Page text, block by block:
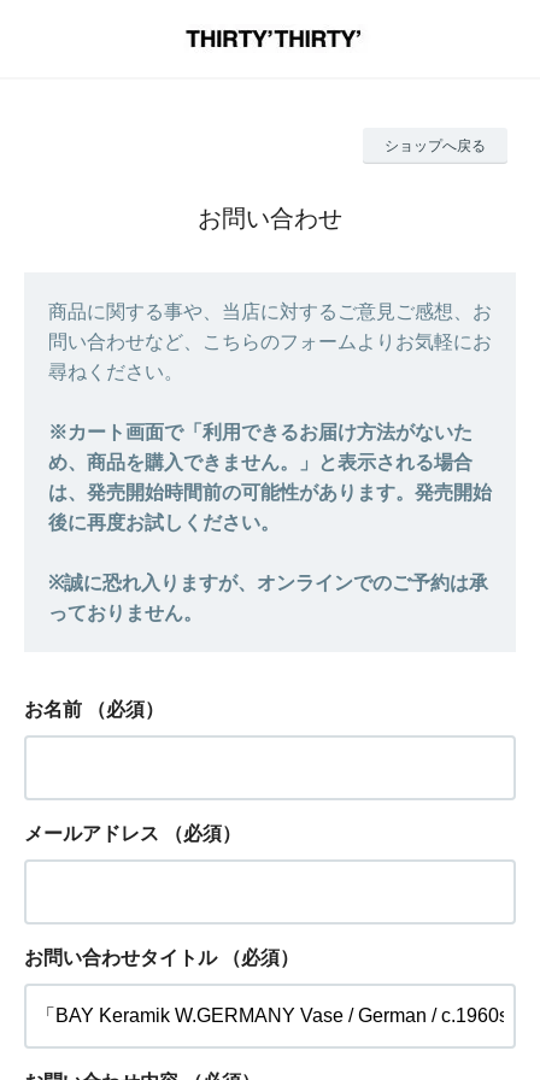
ショップへ戻る
お問い合わせ
商品に関する事や、当店に対するご意見ご感想、お
問い合わせなど、こちらのフォームよりお気軽にお
尋ねください。
お名前 （必須）
メールアドレス （必須）
お問い合わせタイトル （必須）